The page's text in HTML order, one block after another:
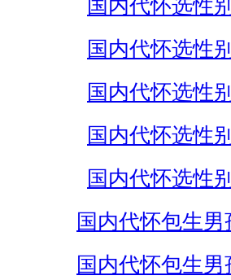
国内代怀选性
国内代怀选性
国内代怀选性
国内代怀选性
国内代怀选性
国内代怀包生男
国内代怀包生男